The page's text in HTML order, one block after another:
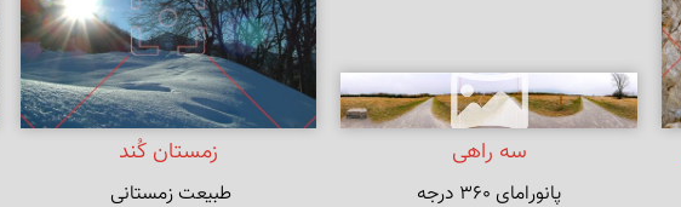
سه راهی
پانورامای ۳۶۰ درجه
زمستان کُند